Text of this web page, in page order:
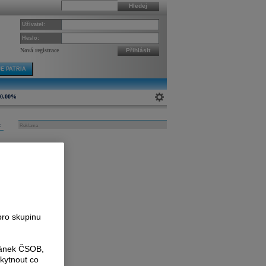
Hledej
Uživatel:
Heslo:
Nová registrace Přihlásit
PATRIA
0,00%
Reklama
skupinu
ČSOB,
co